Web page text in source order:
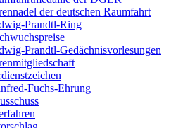
der deutschen Raumfahrt
Prandtl-Ring
Prandtl-Gedächnisvorlesungen
Fuchs-Ehrung